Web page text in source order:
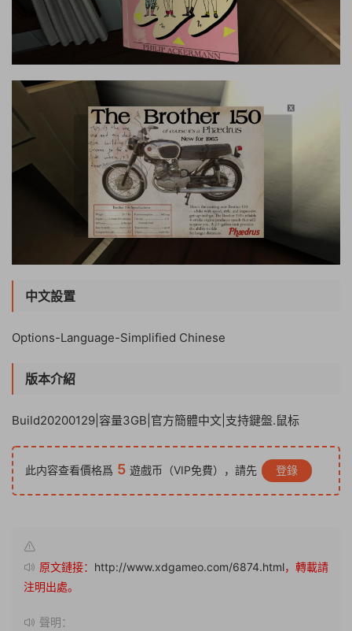
中文設置
Options-Language-Simplified Chinese
版本介紹
Build20200129|容量3GB|官方簡體中文|支持鍵盤.鼠标
此内容查看價格爲 5 遊戲币（VIP免費），請先 登錄
原文鏈接： http://www.xdgameo.com/6874.html，轉載請
注明出處。
聲明：